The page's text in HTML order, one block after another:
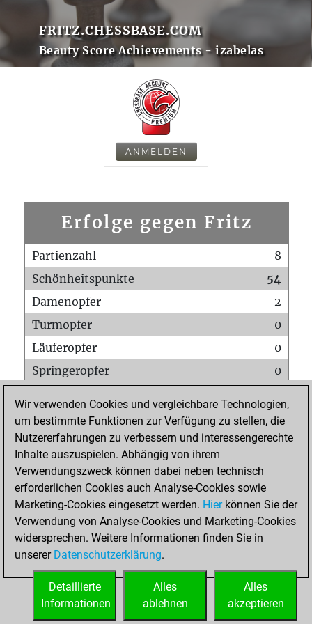
FRITZ.CHESSBASE.COM
Beauty Score Achievements - izabelas
ANMELDEN
Erfolge gegen Fritz
Partienzahl
8
Schönheitspunkte
54
Damenopfer
2
Turmopfer
0
Läuferopfer
0
Springeropfer
0
Matt auf vollem Brett
0
Bauer setzt Matt
0
Erstickte Matts
Unterverwandlungen
Türme auf der siebten
0
STARTSEITE
Wir verwenden Cookies und vergleichbare Technologien,
um bestimmte Funktionen zur Verfügung zu stellen, die
Nutzererfahrungen zu verbessern und interessengerechte
Inhalte auszuspielen. Abhängig von ihrem
Verwendungszweck können dabei neben technisch
erforderlichen Cookies auch Analyse-Cookies sowie
Marketing-Cookies eingesetzt werden. Hierkönnen Sie der
Verwendung von Analyse-Cookies und Marketing-Cookies
widersprechen. Weitere Informationen finden Sie in
unserer Datenschutzerklärung.
Alles
akzeptieren
Alles
ablehnen
Detaillierte
Informationen